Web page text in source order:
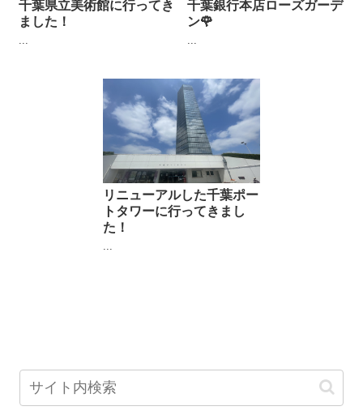
千葉県立美術館に行ってき
ました！
千葉銀行本店ローズガーデ
ン🌹
リニューアルした千葉ポー
トタワーに行ってきまし
た！
...